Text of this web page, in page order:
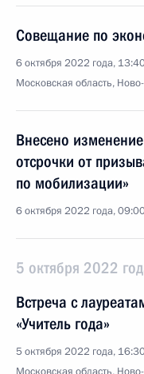
Совещание по
6 октября 2022 года,
Московская область,
Внесено
отсрочки от
по мобилизации»
6 октября 2022 года,
5 октября 2022
Встреча с
«Учитель года»
5 октября 2022 года,